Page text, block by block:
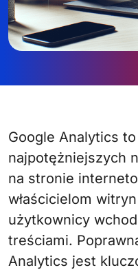
Google Analytics to jedno z
najpotężniejszych
na stronie
właścicielom
użytkownicy
treściami.
Analytics jest